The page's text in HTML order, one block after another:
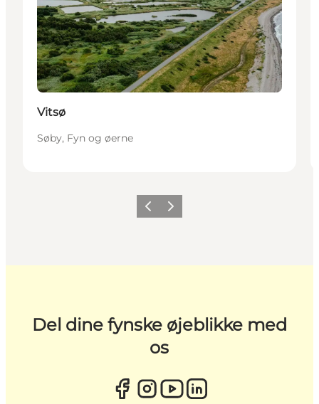
Vitsø
Søby, Fyn og øerne
ForrigeNæste
Del dine fynske øjeblikke med
os